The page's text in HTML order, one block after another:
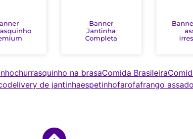
Banner
Jantinha
Completa
churrasquinho na brasaComida Brasileira
delivery de jantinhaespetinhofarofafrango assado